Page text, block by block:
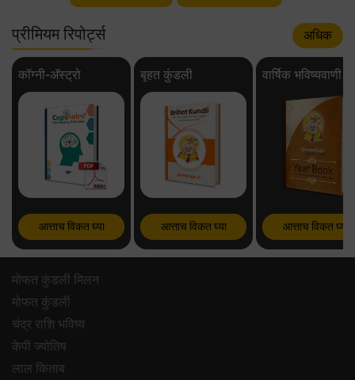
प्रीमियम रिपोर्ट्स अधिक
कॉग्नी-अ‍ॅस्ट्रो
आत्ताच विकत घ्या
बृहत कुंडली
आत्ताच विकत घ्या
वार्षिक भविष्यवाणी
आत्ताच विकत घ्या
मोफत कुंडली मिलन
मोफत कुंडली
चंद्र राशि भविष्य
केपी ज्योतिष
लाल किताब